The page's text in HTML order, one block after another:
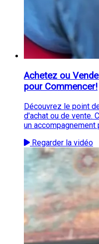
Achetez ou
pour Commencer!
Découvrez le point
d'achat ou de vente.
un accompagnement
Regarder la vidéo